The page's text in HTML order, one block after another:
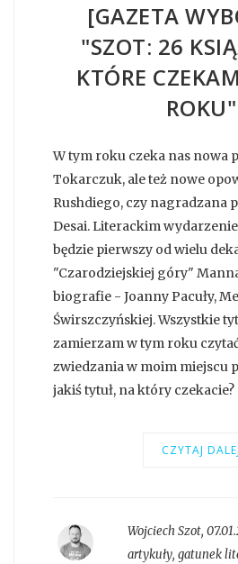
[GAZETA
"SZOT: 26
KTÓRE
ROKU"
W tym roku czeka nas nowa
Tokarczuk, ale też nowe
Rushdiego, czy nagradzana
Desai. Literackim
będzie pierwszy od wielu
"Czarodziejskiej góry"
biografie - Joanny Pacuły,
Świrszczyńskiej. Wszystkie
zamierzam w tym roku
zwiedzania w moim miejscu
jakiś tytuł, na który czekacie?
CZYTAJ DALEJ
Wojciech Szot,
artykuły, gatunek